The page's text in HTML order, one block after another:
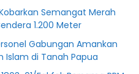
Semangat Merah
1.200 Meter
Gabungan Amankan
Islam di Tanah Papua